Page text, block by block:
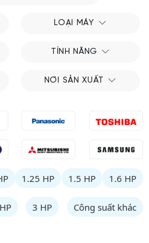
LOẠI MÁY
TÍNH NĂNG
NƠI SẢN XUẤT
1.25 HP 1.5 HP 1.6 HP
3 HP Công suất khác